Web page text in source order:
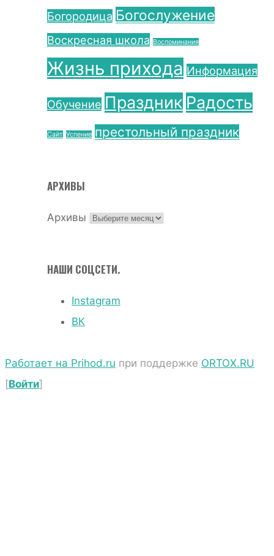
Богородица Богослужение
Воскресная школа Воспоминания
Жизнь прихода Информация
Обучение Праздник Радость
Сайт Успение престольный праздник
АРХИВЫ
Архивы
НАШИ СОЦСЕТИ.
Instagram
ВК
Работает на Prihod.ru при поддержке ORTOX.RU
[Войти]